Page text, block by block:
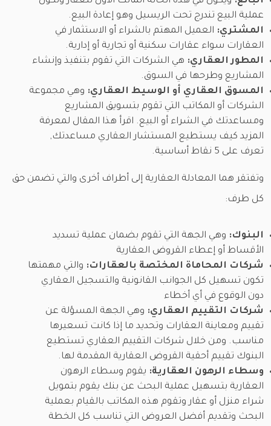
عملية البيع تندرج تحت الريسيل وهو إعادة البيع.
المشتري: العميل المهتم بالشراء أو الاستثمار في
العقارات سواء عقارات سكنية أو تجارية أو إدارية.
المطور العقاري: هي الشركات التي تقوم بتنفيذ وإنشاء
المشاريع وطرحها في السوق.
المسوق العقاري أو الوسيط العقاري: وهي مجموعة
الشركات أو المكاتب التي تقوم بتسويق المشاريع
ومساعدتك في الشراء أو البيع. اقرأ هذا المقال لمعرفة
المزيد كيف يستطيع المستشار العقاري مساعدتك,
تعرف على 5 نقاط أساسية.
وتفتقر هما المعادلة العقارية إلى أطراف أخرى والتي تضمن حق
كل طرف:
البنوك: وهي الجهة التي تقوم بضمان عملية تسديد
الأقساط أو إعطاء القروض العقارية
شركات المحاماة المختصة بالعقارات: والتي مهمتها
تكون تسهيل كل الجوانب القانونية والتسجيل العقاري
دون الوقوع في أي أخطاء
شركات التقييم العقاري: وهي الجهة المسؤلة عن
تقييم ومعاينة العقارات وتحديد ما إذا كانت تسعيرها
مناسب. ومن خلال شركات التقييم العقاري تستطيع
البنوك تقييم أحقية القروض العقارية المقدمة لها.
وسطاء الرهون العقارية: يقوم وسطاء الرهون
العقارية بتسهيل عملية البحث عن بنك يقوم بتمويل
شراء منزل أو عقار وتقوم هذه المكاتب بالقيام بعملية
البحث وتقديم أفضل العروض التي تناسب كل الخطة